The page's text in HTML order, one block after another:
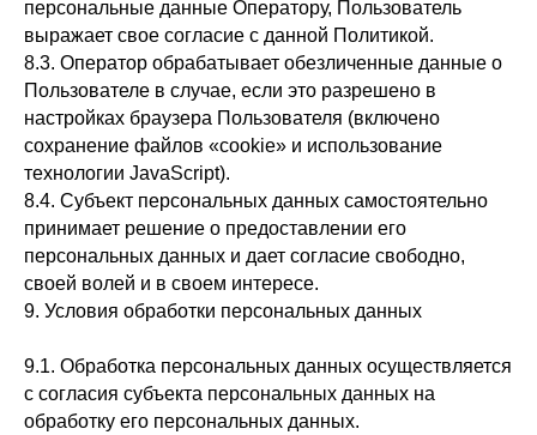
персональные данные Оператору, Пользователь
выражает свое согласие с данной Политикой.
8.3. Оператор обрабатывает обезличенные данные о
Пользователе в случае, если это разрешено в
настройках браузера Пользователя (включено
сохранение файлов «cookie» и использование
технологии JavaScript).
8.4. Субъект персональных данных самостоятельно
принимает решение о предоставлении его
персональных данных и дает согласие свободно,
своей волей и в своем интересе.
9. Условия обработки персональных данных
9.1. Обработка персональных данных осуществляется
с согласия субъекта персональных данных на
обработку его персональных данных.